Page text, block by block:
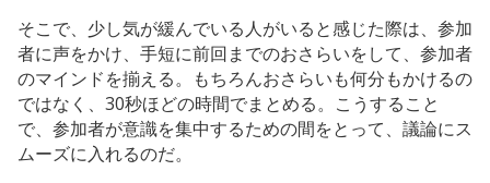
そこで、少し気が緩んでいる人がいると感じた際は、参加
者に声をかけ、手短に前回までのおさらいをして、参加者
のマインドを揃える。もちろんおさらいも何分もかけるの
ではなく、30秒ほどの時間でまとめる。こうすること
で、参加者が意識を集中するための間をとって、議論にス
ムーズに入れるのだ。